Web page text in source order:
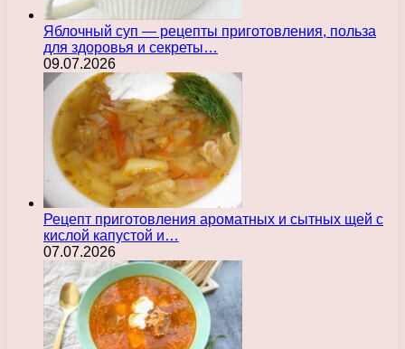
Яблочный суп — рецепты приготовления, польза
для здоровья и секреты…
09.07.2026
Рецепт приготовления ароматных и сытных щей с
кислой капустой и…
07.07.2026